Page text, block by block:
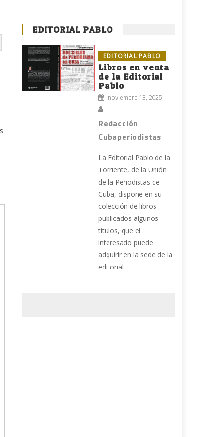
EDITORIAL PABLO
EDITORIAL PABLO
Libros en venta
de la Editorial
Pablo
noviembre 13, 2025
Redacción
Cubaperiodistas
La Editorial Pablo de la
Torriente, de la Unión
de la Periodistas de
Cuba, dispone en su
colección de libros
publicados algunos
títulos, que el
interesado puede
adquirir en la sede de la
editorial,...